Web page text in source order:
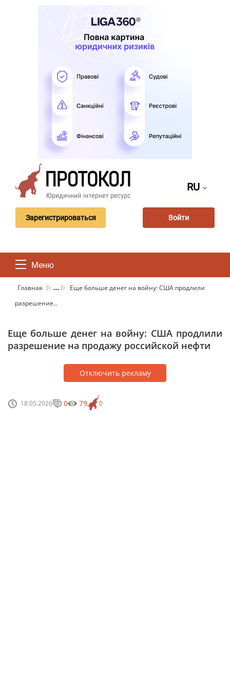
RU
Зарегистрироваться Войти
Меню
Главная ...
Еще больше денег на войну: США продлили
разрешение...
Еще больше денег на войну: США продлили
разрешение на продажу российской нефти
Отключить рекламу
18.05.2026 0
0 79